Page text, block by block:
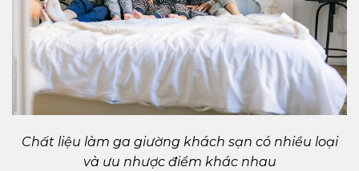
Chất liệu làm ga giường khách sạn có nhiều loại
và ưu nhược điểm khác nhau